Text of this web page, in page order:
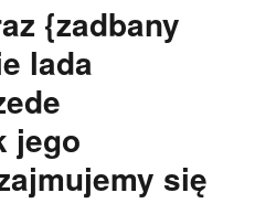
{zadbany
lada
jego
się